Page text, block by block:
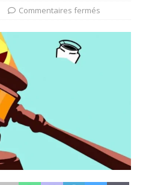
Commentaires fermés